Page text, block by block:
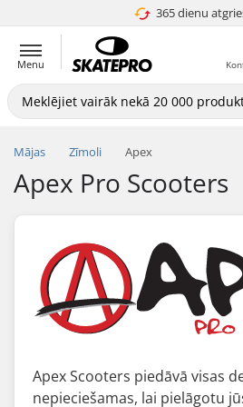
365 dienu4.8 no 5
Menu
Mājas Zīmoli Apex
Apex Pro Scooters
Apex Scooters piedāvā visas
nepieciešamas, lai pielāgotu